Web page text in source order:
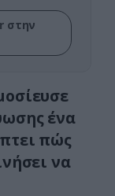
στην
ένα
πώς
να